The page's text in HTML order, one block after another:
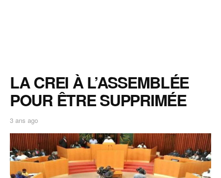
LA CREI À L’ASSEMBLÉE
POUR ÊTRE SUPPRIMÉE
3 ans ago